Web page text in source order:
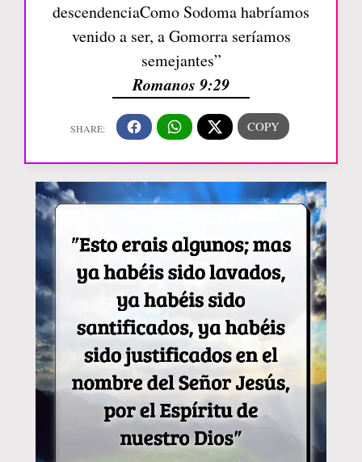
descendenciaComo Sodoma habríamos
venido a ser, a Gomorra seríamos
semejantes”
Romanos 9:29